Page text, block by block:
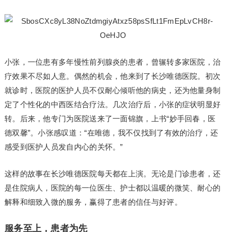
小张，一位患有多年慢性前列腺炎的患者，曾辗转多家医院，治
疗效果不尽如人意。偶然的机会，他来到了长沙唯德医院。初次
就诊时，医院的医护人员不仅耐心倾听他的病史，还为他量身制
定了个性化的中西医结合疗法。几次治疗后，小张的症状明显好
转。后来，他专门为医院送来了一面锦旗，上书“妙手回春，医
德双馨”。小张感叹道：“在唯德，我不仅找到了有效的治疗，还
感受到医护人员发自内心的关怀。”
这样的故事在长沙唯德医院每天都在上演。无论是门诊患者，还
是住院病人，医院的每一位医生、护士都以温暖的微笑、耐心的
解释和细致入微的服务，赢得了患者的信任与好评。
服务至上，患者为先